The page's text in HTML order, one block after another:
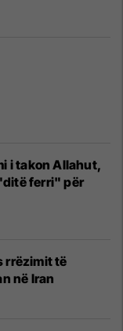
i takon Allahut,
ferri" për
rrëzimit të
në Iran